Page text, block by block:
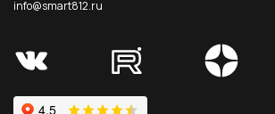
info@smart812.ru